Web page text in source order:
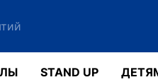
STAND UP